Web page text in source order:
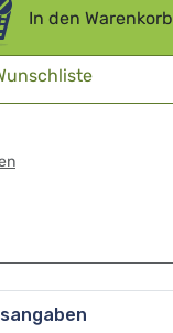
In den Warenkorb